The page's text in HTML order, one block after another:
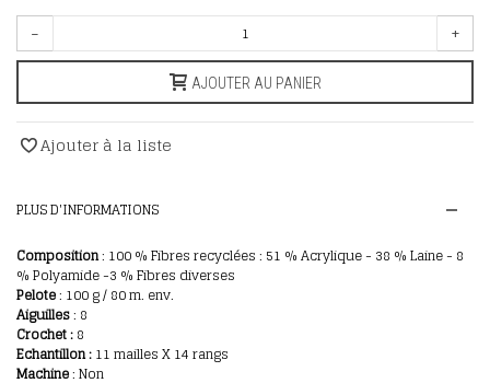
- +
AJOUTER AU PANIER
Ajouter à la liste
PLUS D'INFORMATIONS
Composition: 100 % Fibres recyclées : 51 % Acrylique- 38 % Laine - 8
% Polyamide -3 % Fibres diverses
Pelote: 100 g / 80 m. env.
Aiguilles: 8
Crochet :8
Echantillon:11 mailles X 14 rangs
Machine: Non